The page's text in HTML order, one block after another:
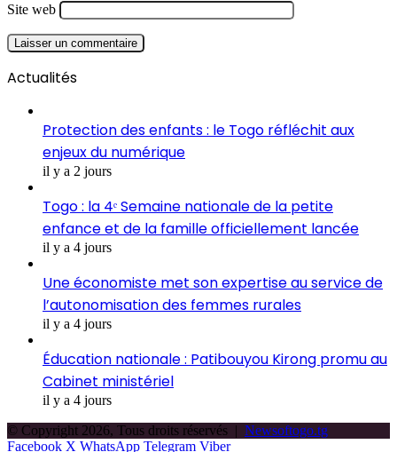
Site web
Actualités
Protection des enfants : le Togo réfléchit aux
enjeux du numérique
il y a 2 jours
Togo : la 4ᵉ Semaine nationale de la petite
enfance et de la famille officiellement lancée
il y a 4 jours
Une économiste met son expertise au service de
l’autonomisation des femmes rurales
il y a 4 jours
Éducation nationale : Patibouyou Kirong promu au
Cabinet ministériel
il y a 4 jours
© Copyright 2026, Tous droits réservés | Newsoftogo.tg
Facebook X WhatsApp Telegram Viber